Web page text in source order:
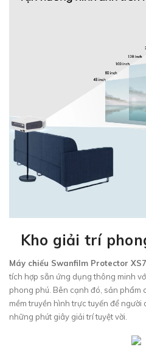
Kho giải trí
Máy chiếu Swanfilm Protector XS7
tích hợp sẵn ứng dụng thông minh
phong phú. Bên cạnh đó, sản phẩm
mềm truyền hình trực tuyến để người
những phút giây giải trí tuyệt vời.